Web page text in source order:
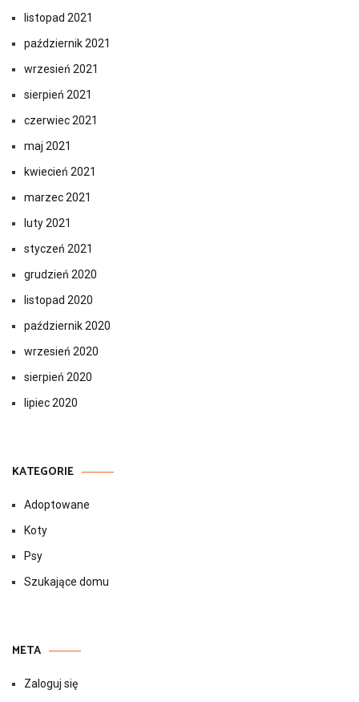
listopad 2021
październik 2021
wrzesień 2021
sierpień 2021
czerwiec 2021
maj 2021
kwiecień 2021
marzec 2021
luty 2021
styczeń 2021
grudzień 2020
listopad 2020
październik 2020
wrzesień 2020
sierpień 2020
lipiec 2020
KATEGORIE
Adoptowane
Koty
Psy
Szukające domu
META
Zaloguj się